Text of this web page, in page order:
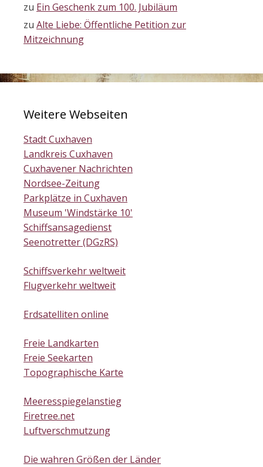
zu Ein Geschenk zum 100. Jubiläum
zu Alte Liebe: Öffentliche Petition zur
Mitzeichnung
Weitere Webseiten
Stadt Cuxhaven
Landkreis Cuxhaven
Cuxhavener Nachrichten
Nordsee-Zeitung
Parkplätze in Cuxhaven
Museum 'Windstärke 10'
Schiffsansagedienst
Seenotretter (DGzRS)
Schiffsverkehr weltweit
Flugverkehr weltweit
Erdsatelliten online
Freie Landkarten
Freie Seekarten
Topographische Karte
Meeresspiegelanstieg
Firetree.net
Luftverschmutzung
Die wahren Größen der Länder